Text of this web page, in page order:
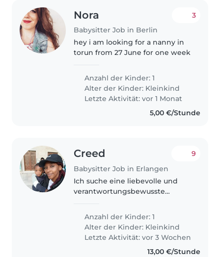
Nora
Babysitter Job in Berlin
3
hey i am looking for a nanny in
torun from 27 June for one week
Anzahl der Kinder: 1
Alter der Kinder: Kleinkind
Letzte Aktivität: vor 1 Monat
5,00 €/Stunde
Creed
Babysitter Job in Erlangen
9
Ich suche eine liebevolle und
verantwortungsbewusste
meinen freundlichen und
energiegeladenen Kleinen.
Meiner Sohn ist im
Kleinkindalter und braucht
Anzahl der Kinder: 1
Alter der Kinder: Kleinkind
Letzte Aktivität: vor 3 Wochen
13,00 €/Stunde